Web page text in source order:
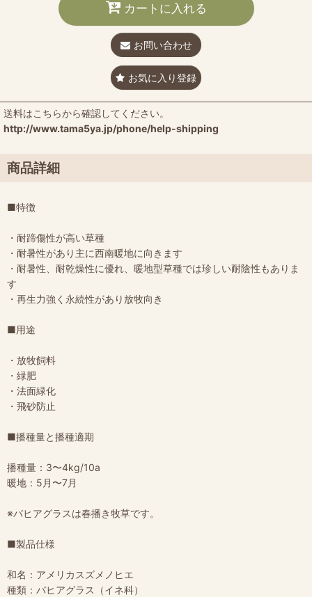
カートに入れる
お問い合わせ
お気に入り登録
送料はこちらから確認してください。
http://www.tama5ya.jp/phone/help-shipping
商品詳細
■特徴
・耐蹄傷性が高い草種
・耐暑性があり主に西南暖地に向きます
・耐暑性、耐乾燥性に優れ、暖地型草種では珍しい耐陰性もありま
す
・再生力強く永続性があり放牧向き
■用途
・放牧飼料
・緑肥
・法面緑化
・飛砂防止
■播種量と播種適期
播種量：3〜4kg/10a
暖地：5月〜7月
※バヒアグラスは春播き牧草です。
■製品仕様
和名：アメリカスズメノヒエ
種類：バヒアグラス（イネ科）